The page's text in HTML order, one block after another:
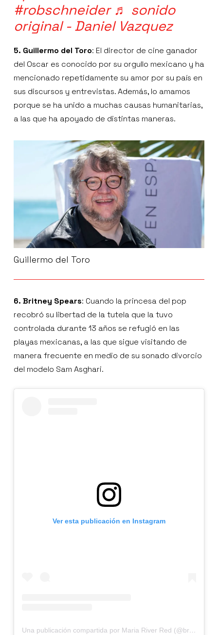
#robschneider ♬ sonido
original - Daniel Vazquez
5. Guillermo del Toro: El director de cine ganador
del Oscar es conocido por su orgullo mexicano y ha
mencionado repetidamente su amor por su país en
sus discursos y entrevistas. Además, lo amamos
porque se ha unido a muchas causas humanitarias,
a las que ha apoyado de distintas maneras.
Guillermo del Toro
6. Britney Spears: Cuando la princesa del pop
recobró su libertad de la tutela que la tuvo
controlada durante 13 años se refugió en las
playas mexicanas, a las que sigue visitando de
manera frecuente en medio de su sonado divorcio
del modelo Sam Asghari.
Ver esta publicación en Instagram
Una publicación compartida por Maria River Red (@britneyspears)